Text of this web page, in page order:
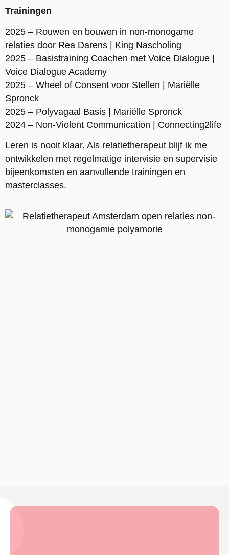
Trainingen
2025 – Rouwen en bouwen in non-monogame
relaties door Rea Darens | King Nascholing
2025 – Basistraining Coachen met Voice Dialogue |
Voice Dialogue Academy
2025 – Wheel of Consent voor Stellen | Mariëlle
Spronck
2025 – Polyvagaal Basis | Mariëlle Spronck
2024 – Non-Violent Communication | Connecting2life
Leren is nooit klaar. Als relatietherapeut blijf ik me
ontwikkelen met regelmatige intervisie en supervisie
bijeenkomsten en aanvullende trainingen en
masterclasses.